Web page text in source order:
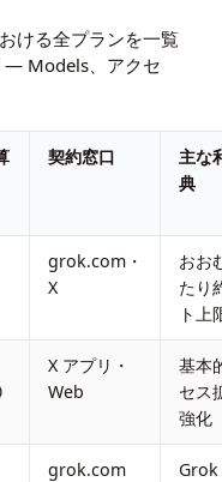
ける全プランを一覧
— Models、アクセ
契約窓口
主な
典
grok.com・
X
おお
たり
ト上
X アプリ・
Web
基本
セス
強化
grok.com
Grok